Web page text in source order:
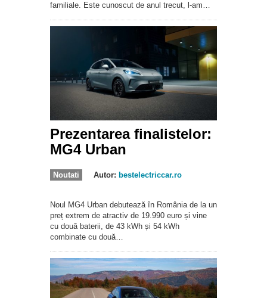
familiale. Este cunoscut de anul trecut, l-am…
Prezentarea finalistelor:
MG4 Urban
Noutati Autor: bestelectriccar.ro
Noul MG4 Urban debutează în România de la un
preț extrem de atractiv de 19.990 euro și vine
cu două baterii, de 43 kWh și 54 kWh
combinate cu două…